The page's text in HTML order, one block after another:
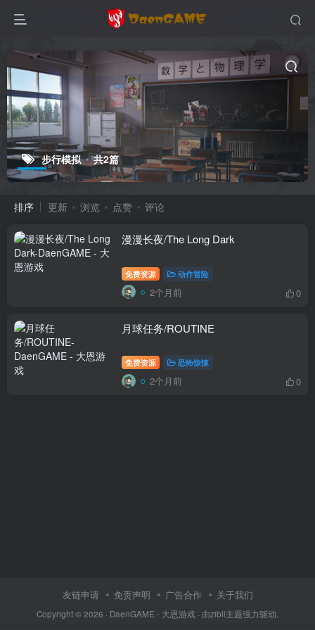
步行模拟 共2篇
排序 更新 浏览 点赞 评论
漫漫长夜/The Long Dark
免费资源 动作冒险
2个月前 0
月球任务/ROUTINE
免费资源 恐怖惊悚
2个月前 0
友链申请 免责声明 广告合作 关于我们
Copyright © 2026 · DaenGAME - 大恩游戏 · 由zibll主题强力驱动.